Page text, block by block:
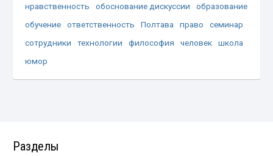
нравственность
обоснование дискуссии
образование
обучение
ответственность Полтава право
семинар
сотрудники
технологии философия человек
школа
юмор
Разделы